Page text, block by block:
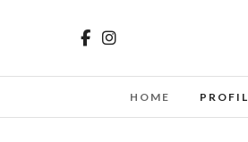
HOME PROFIL